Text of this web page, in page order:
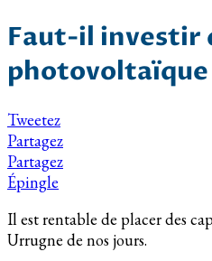
Faut-il investir
photovoltaïque
Tweetez
Partagez
Partagez
Épingle
Il est rentable de placer des
Urrugne de nos jours.